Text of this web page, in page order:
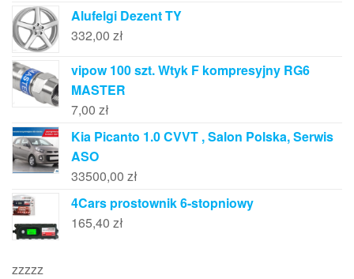
Alufelgi Dezent TY
332,00 zł
vipow 100 szt. Wtyk F kompresyjny RG6
MASTER
7,00 zł
Kia Picanto 1.0 CVVT , Salon Polska, Serwis
ASO
33500,00 zł
4Cars prostownik 6-stopniowy
165,40 zł
zzzzz